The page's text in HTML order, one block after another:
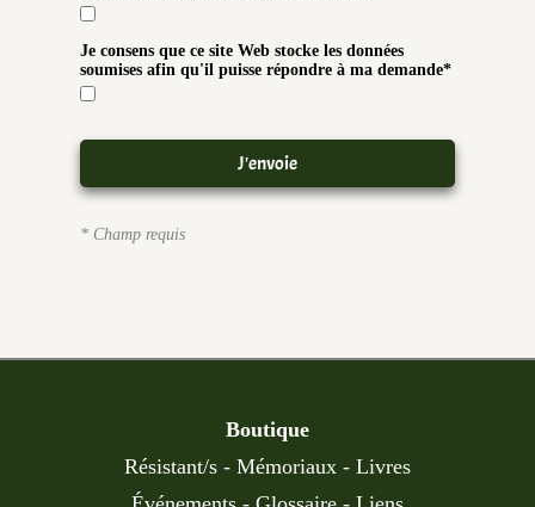
Je consens que ce site Web stocke les données
soumises afin qu'il puisse répondre à ma demande
* Champ requis
Boutique
Résistant/s - Mémoriaux - Livres